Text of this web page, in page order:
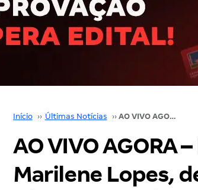
Início ›› Últimas Notícias ›› AO VIVO AGORA – Histórias de Superação: Marilene Lopes, de catadora de latinhas a técnica judiciária do TJDFT, confira!
AO VIVO AGORA
Marilene Lopes,